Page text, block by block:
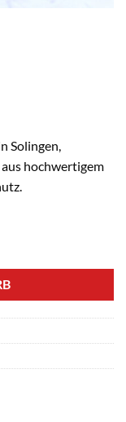
Solingen,
hochwertigem